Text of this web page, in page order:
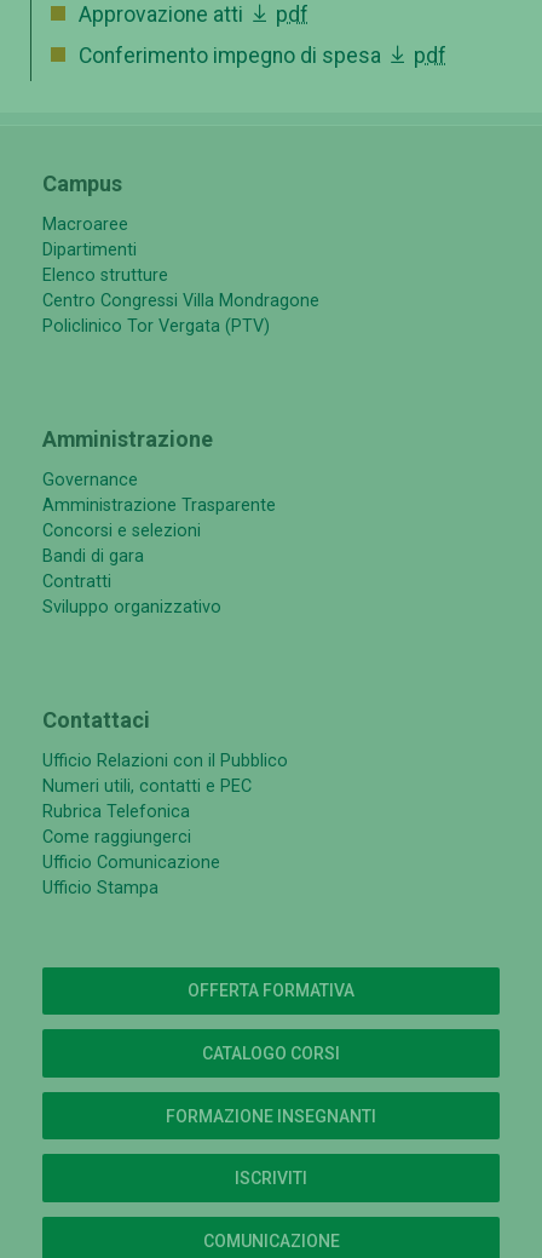
Approvazione atti
pdf
Conferimento impegno di spesa
pdf
Campus
Macroaree
Dipartimenti
Elenco strutture
Centro Congressi Villa Mondragone
Policlinico Tor Vergata (PTV)
Amministrazione
Governance
Amministrazione Trasparente
Concorsi e selezioni
Bandi di gara
Contratti
Sviluppo organizzativo
Contattaci
Ufficio Relazioni con il Pubblico
Numeri utili, contatti e PEC
Rubrica Telefonica
Come raggiungerci
Ufficio Comunicazione
Ufficio Stampa
OFFERTA FORMATIVA
CATALOGO CORSI
FORMAZIONE INSEGNANTI
ISCRIVITI
COMUNICAZIONE